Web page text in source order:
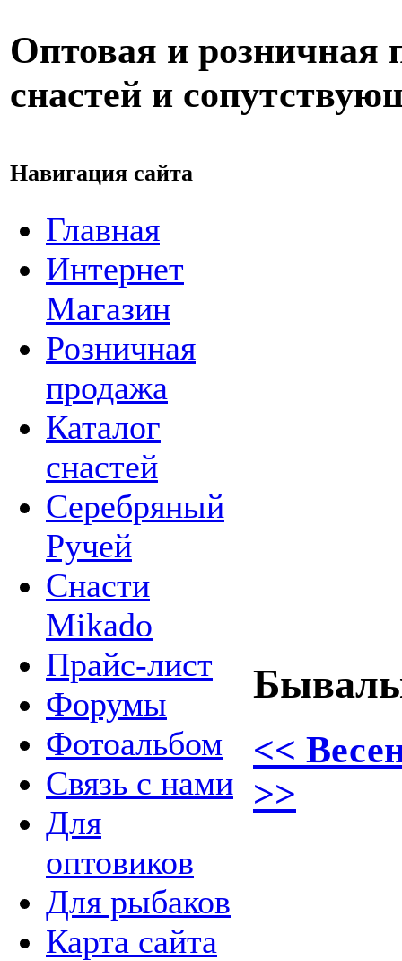
Оптовая и розничная
снастей и
Навигация сайта
Главная
Интернет
Магазин
Розничная
продажа
Каталог
снастей
Серебряный
Ручей
Снасти
Mikado
Прайс-лист
Форумы
Фотоальбом
Связь с нами
Для
оптовиков
Для рыбаков
Карта сайта
<<
>>